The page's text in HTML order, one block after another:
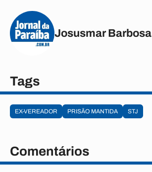
Josusmar Barbosa
Tags
EX-VEREADOR PRISÃO MANTIDA STJ
Comentários